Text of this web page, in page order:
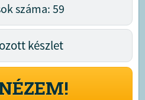
száma: 59
készlet